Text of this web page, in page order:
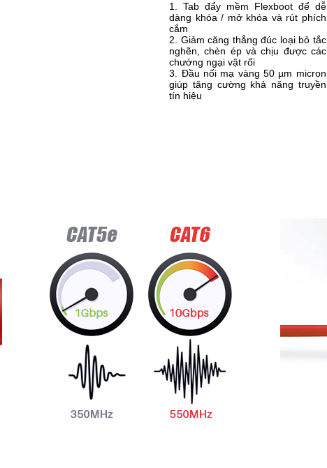
1. Tab đẩy mềm Flexboot để dễ
dàng khóa / mở khóa và rút phích
cắm
2. Giảm căng thẳng đúc loại bỏ tắc
nghẽn, chèn ép và chịu được các
chướng ngại vật rối
3. Đầu nối mạ vàng 50 µm micron
giúp tăng cường khả năng truyền
tín hiệu